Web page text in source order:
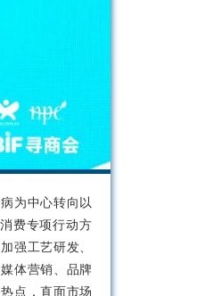
为中心转向以
费专项行动方
强工艺研发、
体营销、品牌
点，直面市场